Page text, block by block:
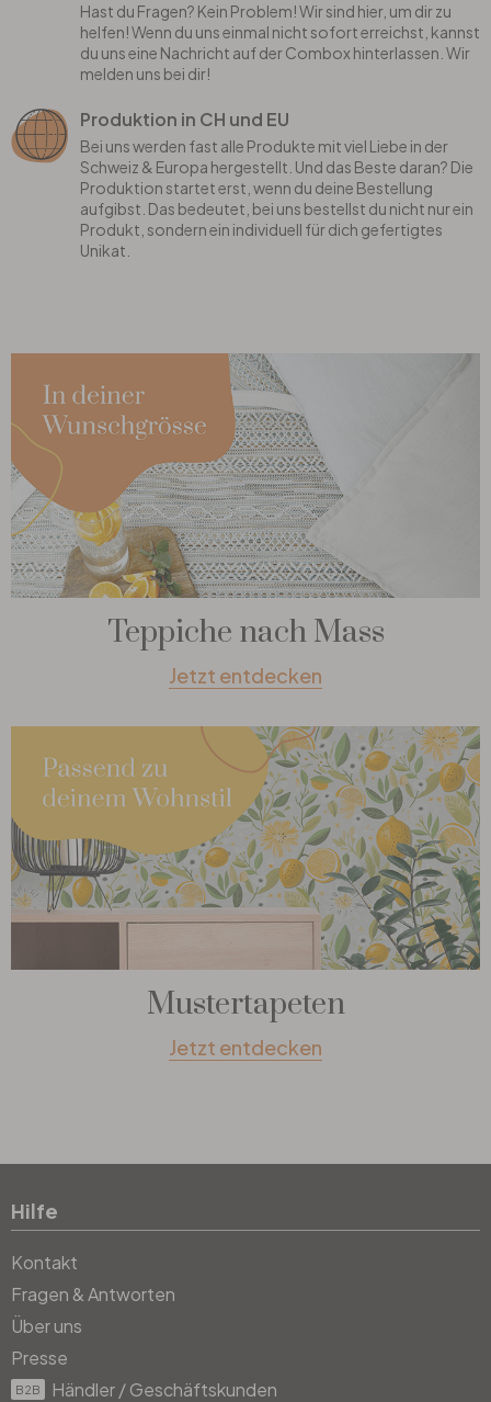
Hast du Fragen? Kein Problem! Wir sind hier, um dir zu
helfen! Wenn du uns einmal nicht sofort erreichst, kannst
du uns eine Nachricht auf der Combox hinterlassen. Wir
melden uns bei dir!
Produktion in CH und EU
Bei uns werden fast alle Produkte mit viel Liebe in der
Schweiz & Europa hergestellt. Und das Beste daran? Die
Produktion startet erst, wenn du deine Bestellung
aufgibst. Das bedeutet, bei uns bestellst du nicht nur ein
Produkt, sondern ein individuell für dich gefertigtes
Unikat.
Teppiche nach Mass
Jetzt entdecken
Mustertapeten
Jetzt entdecken
Hilfe
Kontakt
Fragen & Antworten
Über uns
Presse
B2B Händler / Geschäftskunden